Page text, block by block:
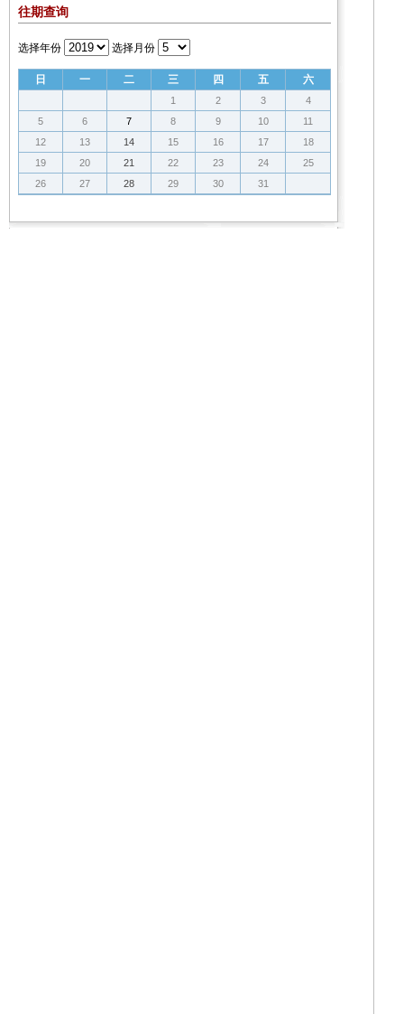
往期查询
选择年份 选择月份
日 一 二 三 四 五 六
1 2 3
4
5
6 7 8 9 10
11
12
13 14 15 16 17
18
19
20 21 22 23 24
25
26
27 28 29 30 31